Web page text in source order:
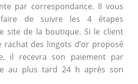
par correspondance. Il vous
de suivre les 4 étapes
site de la boutique. Si le client
rachat des lingots d’or proposé
il recevra son paiement par
au plus tard 24 h après son